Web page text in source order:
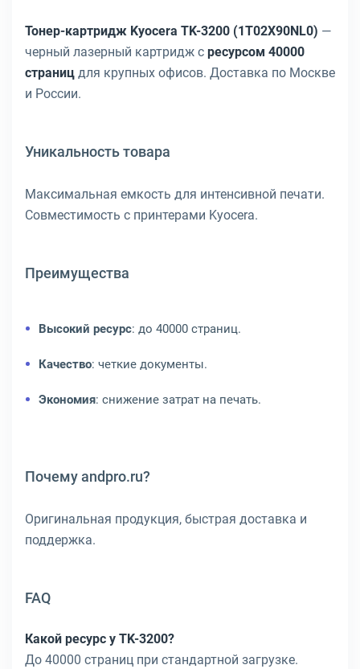
Тонер-картридж Kyocera TK-3200 (1T02X90NL0) —
черный лазерный картридж с ресурсом 40000
страниц для крупных офисов. Доставка по Москве
и России.
Уникальность товара
Максимальная емкость для интенсивной печати.
Совместимость с принтерами Kyocera.
Преимущества
Высокий ресурс: до 40000 страниц.
Качество: четкие документы.
Экономия: снижение затрат на печать.
Почему andpro.ru?
Оригинальная продукция, быстрая доставка и
поддержка.
FAQ
Какой ресурс у TK-3200?
До 40000 страниц при стандартной загрузке.